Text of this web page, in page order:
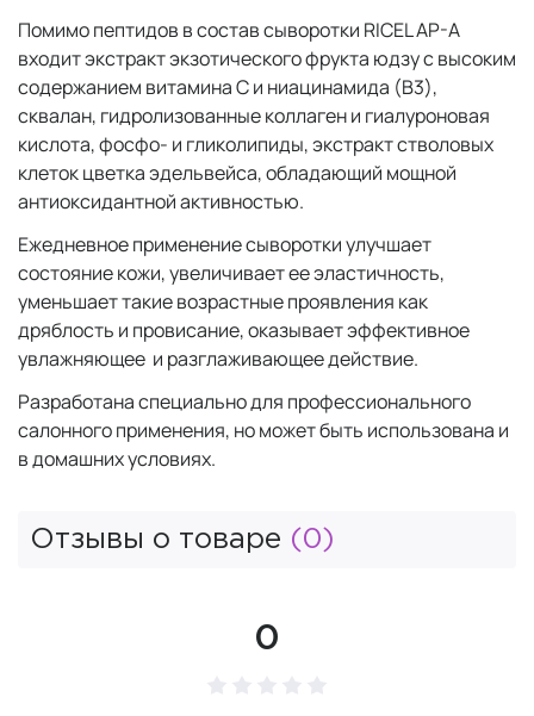
Помимо пептидов в состав сыворотки RICEL AP-A
входит экстракт экзотического фрукта юдзу с высоким
содержанием витамина С и ниацинамида (B3),
сквалан, гидролизованные коллаген и гиалуроновая
кислота, фосфо- и гликолипиды, экстракт стволовых
клеток цветка эдельвейса, обладающий мощной
антиоксидантной активностью.
Ежедневное применение сыворотки улучшает
состояние кожи, увеличивает ее эластичность,
уменьшает такие возрастные проявления как
дряблость и провисание, оказывает эффективное
увлажняющее и разглаживающее действие.
Разработана специально для профессионального
салонного применения, но может быть использована и
в домашних условиях.
Отзывы о товаре (0)
0